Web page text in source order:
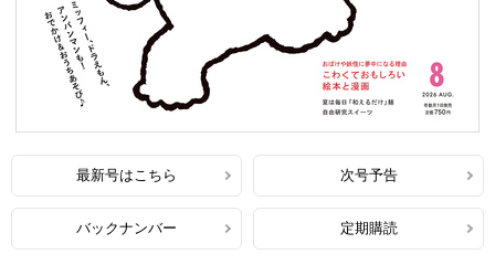
最新号はこちら 次号予告
バックナンバー 定期購読